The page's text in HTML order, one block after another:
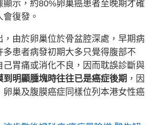
顯示，約80%卵巢癌患者至晚期才確
復發。
，由於卵巢位於骨盆腔深處，早期病
多患者病發初期大多只覺得腹部不
己胃痛或消化不良，因而耽誤診斷與
到明顯腫塊時往往已是癌症後期 ，因
卵巢及腹膜癌症同樣位列本港女性癌